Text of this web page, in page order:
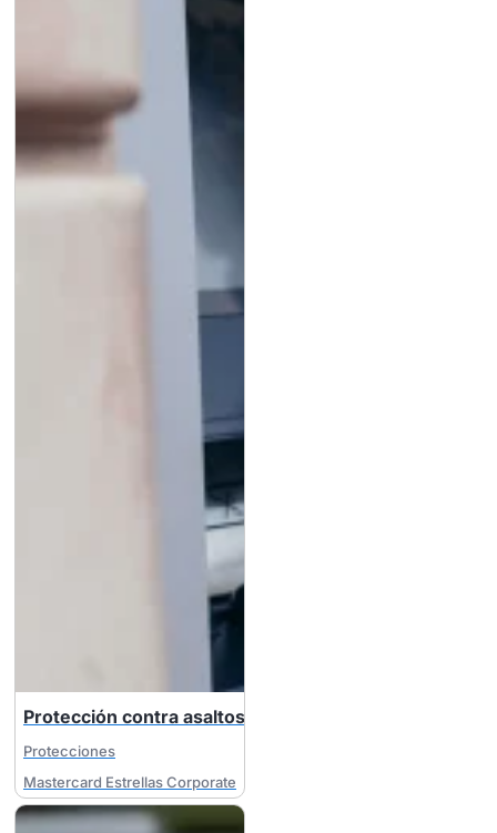
Protección contra asaltos y robos en cajeros
Protecciones
Mastercard Estrellas Corporate